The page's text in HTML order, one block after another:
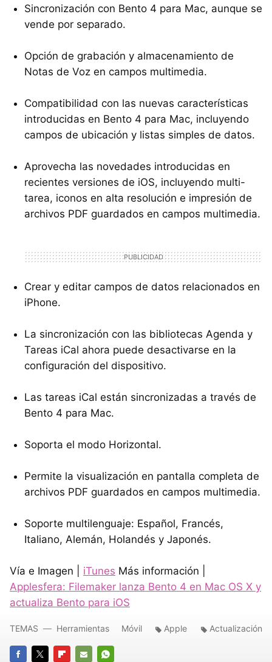
Sincronización con Bento 4 para Mac, aunque se
vende por separado.
Opción de grabación y almacenamiento de
Notas de Voz en campos multimedia.
Compatibilidad con las nuevas características
introducidas en Bento 4 para Mac, incluyendo
campos de ubicación y listas simples de datos.
Aprovecha las novedades introducidas en
recientes versiones de iOS, incluyendo multi-
tarea, iconos en alta resolución e impresión de
archivos PDF guardados en campos multimedia.
Crear y editar campos de datos relacionados en
iPhone.
La sincronización con las bibliotecas Agenda y
Tareas iCal ahora puede desactivarse en la
configuración del dispositivo.
Las tareas iCal están sincronizadas a través de
Bento 4 para Mac.
Soporta el modo Horizontal.
Permite la visualización en pantalla completa de
archivos PDF guardados en campos multimedia.
Soporte multilenguaje: Español, Francés,
Italiano, Alemán, Holandés y Japonés.
Vía e Imagen | iTunes Más información |
Applesfera: Filemaker lanza Bento 4 en Mac OS X y
actualiza Bento para iOS
TEMAS Herramientas Móvil Apple Actualización